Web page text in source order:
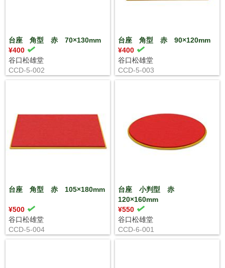
台座 角型 赤 70×130mm
¥400
谷口松雄堂
CCD-5-002
台座 角型 赤 90×120mm
¥400
谷口松雄堂
CCD-5-003
台座 角型 赤 105×180mm
¥500
谷口松雄堂
CCD-5-004
台座 小判型 赤
120×160mm
¥550
谷口松雄堂
CCD-6-001